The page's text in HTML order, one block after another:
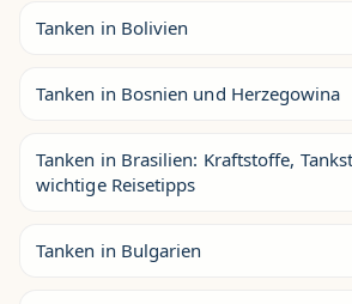
Tanken in Bolivien
Tanken in Bosnien und Herzegowina
Tanken in Brasilien: Kraftstoffe,
wichtige Reisetipps
Tanken in Bulgarien